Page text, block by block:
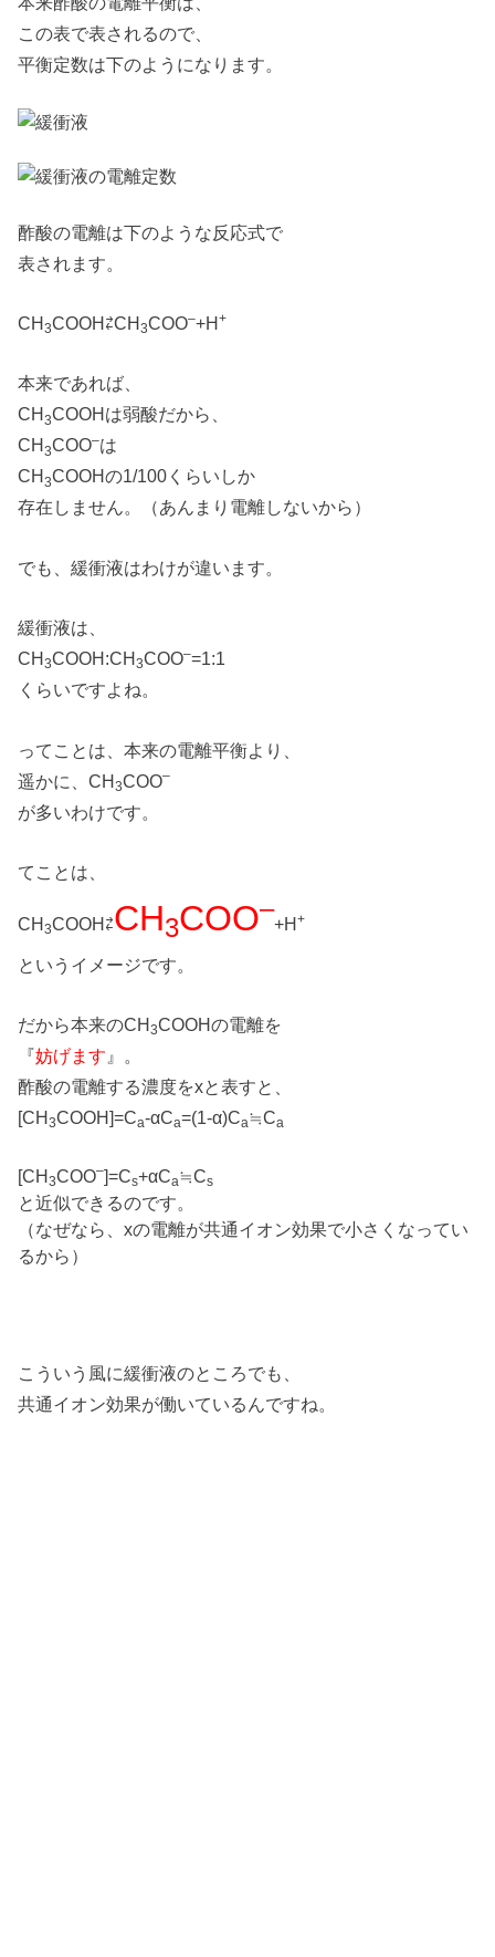
この表で表されるので、
平衡定数は下のようになります。
酢酸の電離は下のような反応式で
表されます。
CH3COOH⇄CH3COO–+H+
本来であれば、
CH3COOHは弱酸だから、
CH3COO–は
CH3COOHの1/100くらいしか
存在しません。（あんまり電離しないから）
でも、緩衝液はわけが違います。
緩衝液は、
CH3COOH:CH3COO–=1:1
くらいですよね。
ってことは、本来の電離平衡より、
遥かに、CH3COO–
が多いわけです。
てことは、
CH3COOH⇄CH3COO–
+H+
というイメージです。
だから本来のCH3COOHの電離を
『妨げます 』。
酢酸の電離する濃度をxと表すと、
[CH3COOH]=Ca-αCa=(1-α)Ca≒Ca
[CH3COO–]=Cs+αCa≒Cs
と近似できるのです。
（なぜなら、xの電離が共通イオン効果で小さくなってい
るから）
こういう風に緩衝液のところでも、
共通イオン効果が働いているんですね。